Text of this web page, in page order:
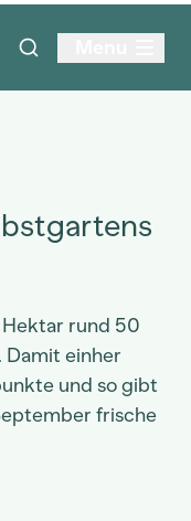
rund 50
Damit einher
und so gibt
frische